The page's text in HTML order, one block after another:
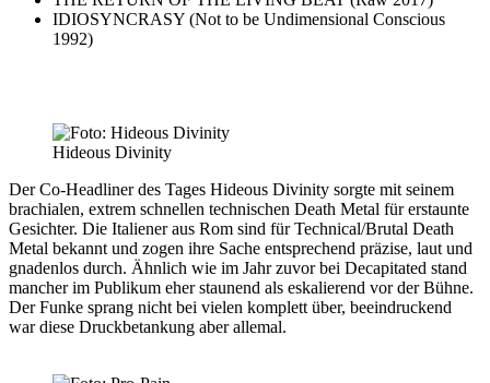
IDIOSYNCRASY (Not to be Undimensional Conscious
1992)
Hideous Divinity
Der Co-Headliner des Tages Hideous Divinity sorgte mit seinem
brachialen, extrem schnellen technischen Death Metal für erstaunte
Gesichter. Die Italiener aus Rom sind für Technical/Brutal Death
Metal bekannt und zogen ihre Sache entsprechend präzise, laut und
gnadenlos durch. Ähnlich wie im Jahr zuvor bei Decapitated stand
mancher im Publikum eher staunend als eskalierend vor der Bühne.
Der Funke sprang nicht bei vielen komplett über, beeindruckend
war diese Druckbetankung aber allemal.